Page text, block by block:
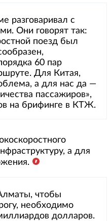
разговаривал с
Они говорят так:
поезд был
60 пар
Для Китая,
а для нас да —
пассажиров»,
на брифинге в КТЖ.
а для
чтобы
необходимо
долларов.